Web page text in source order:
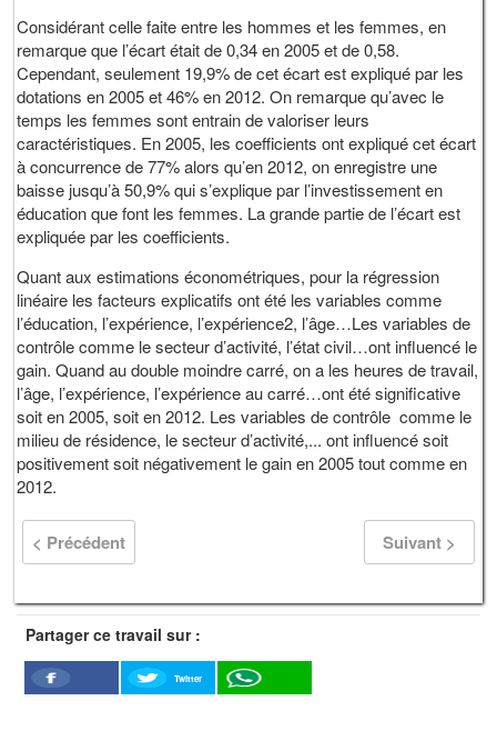
Considérant celle faite entre les hommes et les femmes, en
remarque que l’écart était de 0,34 en 2005 et de 0,58.
Cependant, seulement 19,9% de cet écart est expliqué par les
dotations en 2005 et 46% en 2012. On remarque qu’avec le
temps les femmes sont entrain de valoriser leurs
caractéristiques. En 2005, les coefficients ont expliqué cet écart
à concurrence de 77% alors qu’en 2012, on enregistre une
baisse jusqu’à 50,9% qui s’explique par l’investissement en
éducation que font les femmes. La grande partie de l’écart est
expliquée par les coefficients.
Quant aux estimations économétriques, pour la régression
linéaire les facteurs explicatifs ont été les variables comme
l’éducation, l’expérience, l’expérience2, l’âge…Les variables de
contrôle comme le secteur d’activité, l’état civil…ont influencé le
gain. Quand au double moindre carré, on a les heures de travail,
l’âge, l’expérience, l’expérience au carré…ont été significative
soit en 2005, soit en 2012. Les variables de contrôle comme le
milieu de résidence, le secteur d’activité,... ont influencé soit
positivement soit négativement le gain en 2005 tout comme en
2012.
< Précédent Suivant >
Partager ce travail sur :
Facebook
Twitter